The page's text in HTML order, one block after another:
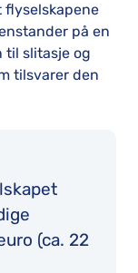
flyselskapene
på en
til slitasje og
tilsvarer den
(ca. 22